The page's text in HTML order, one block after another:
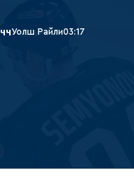
03:17
Уолш Райли
44